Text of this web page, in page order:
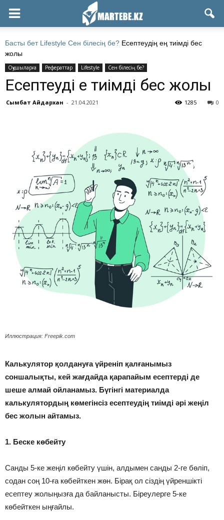
Басты бет Lifestyle Сен білесің бе? Есептеудің ең тиімді бес
жолы
Оқушыларға Рефераттар Lifestyle Сен білесің бе?
Есептеудің ең тиімді бес жолы
Сымбат Айдархан - 21.04.2021 0
1285
Иллюстрация: Freepik.com
Калькулятор қолдануға үйреніп қалғанымыз
соншалықты, кей жағдайда қарапайым есептерді де
шеше алмай ойланамыз. Бүгінгі материалда
калькулятордың көмегінсіз есептеудің тиімді әрі жеңіл
бес жолын айтамыз.
1. Беске көбейту
Санды 5-ке жеңіл көбейту үшін, алдымен санды 2-ге бөліп,
содан соң 10-ға көбейткен жөн. Бірақ ол сіздің үйреншікті
есептеу жолыңызға да байланысты. Біреулерге 5-ке
көбейткен ыңғайлы.